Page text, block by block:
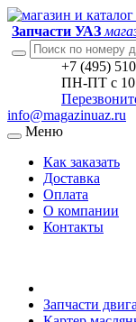
Запчасти УАЗ
+7 (495)
ПН-ПТ с
info@magazinuaz.ru
Меню
Как заказать
Доставка
Оплата
О компании
Контакты
Запчасти